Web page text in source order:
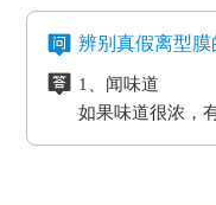
格上也会有很
六、注意离型
企业选购离型膜
生产需要，所
进行选择，要
用。
在模板和热压板
度和工作压力的
的效果。另外硅
板误差保证热压
在耐高温胶带的
硅胶的胶水跟硅
间长了会产生
等；模切加工成
氟素离型膜的特
耐湿性，防潮、
二、良好的耐
三、氟塑离型
辨别真假离型膜
1、闻味道
如果味道很浓，
保持力非常差。